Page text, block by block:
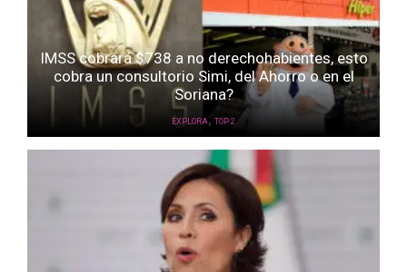
IMSS cobrará $738 a no derechohabientes, esto
cobra un consultorio Simi, del Ahorro o en el
Soriana?
EXPLORA, TOP 2